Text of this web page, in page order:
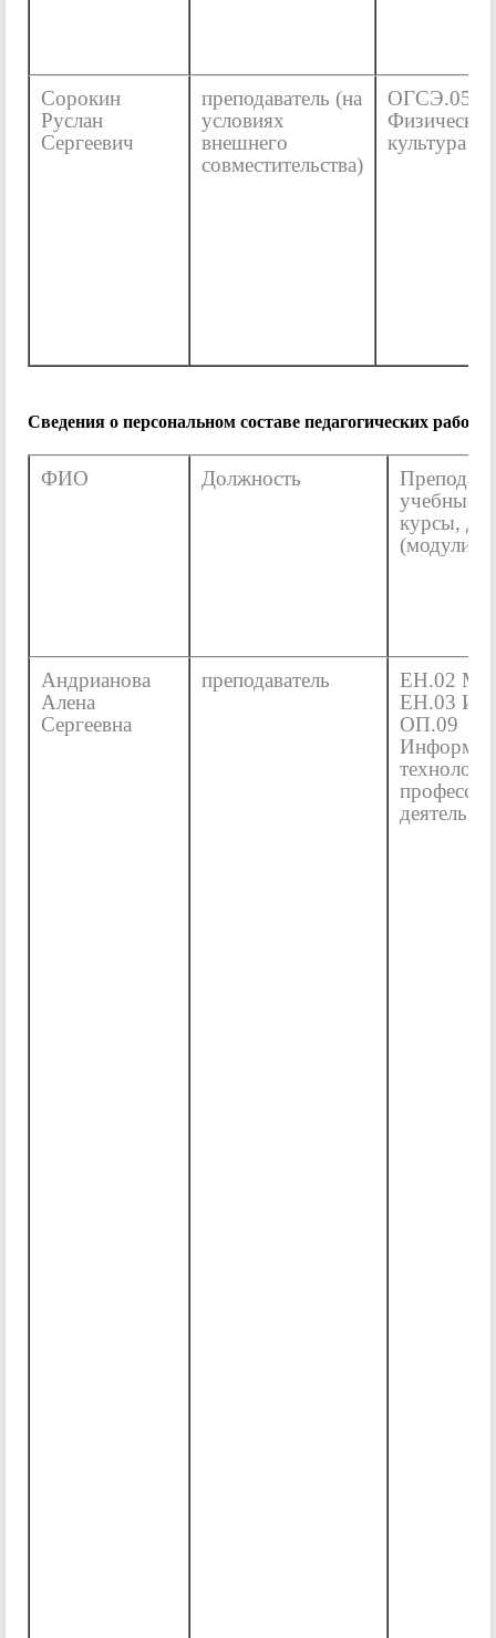
Сорокин
Руслан
Сергеевич
преподаватель (на
условиях
внешнего
совместительства)
ОГСЭ.05
Физическая
культура
Сведения о персональном составе педагогических
ФИО Должность
учебные
курсы,
(модули)
Андрианова
Алена
Сергеевна
преподаватель
ЕН.02
ЕН.03
ОП.09